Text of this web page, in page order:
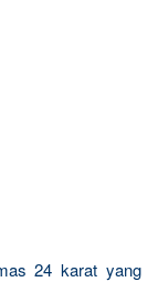
24 karat yang